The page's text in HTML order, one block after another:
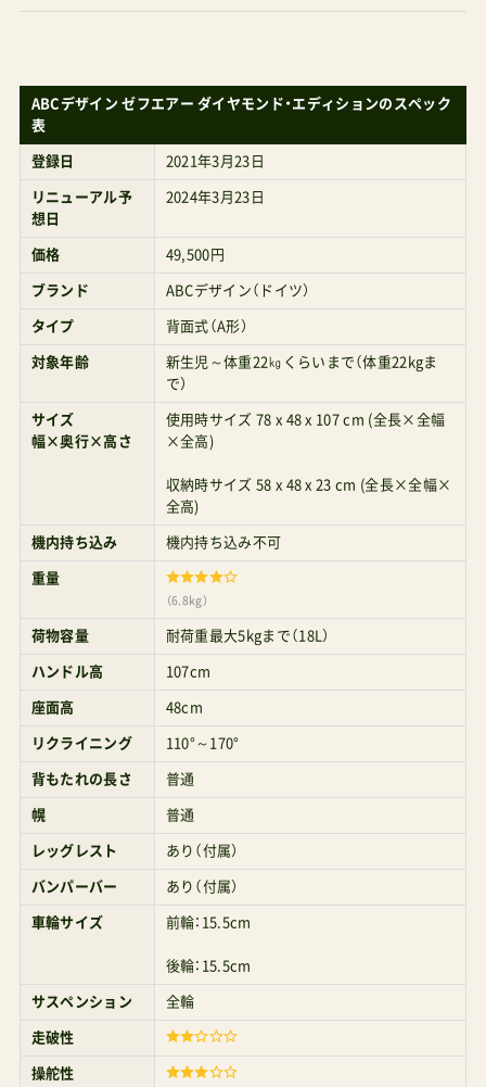
前に見えるのが付属のレインカバーおぉ！思ったよ
りピンクじゃなくて持ちやすそうな色展開すると
こんな感じサイドフレームにはブランドネームが
キラリハンドルにはハンドステッチが施されてい
るこちらも同じくレザー調のフロントバーフット
レストは足元のレバーで調整ぺたりと倒す足置き
場も十分な厚みと強度表からは見えないが車軸
（裏）にサスペンション搭載シートはハイバックで
大きくなっても安心の長さマグネットハーネス搭
載。パッドの素材感も良い肩パットにもさりげな
く「Z」デザインが背面式ベビーカーには珍しいレ
る間口が広くアクセスしやすい荷物カゴゼフエア
ー実機で走行レビュー すべての動画はこちら以
下はYouTubeに掲載中のゼフエアー関連動画の中
から実際の様子やデザインがよく分かるものをピ
ックアップしたもの。管理人パパ海外ではPINGと
いうモデル名で販売されているのに日本で
『ZEPHAIR』として売られているカラクリについて
総輸入代理店さんに聞いてみた。「商標の関係」と
のこと。こちらの女性の身長はおそらくヒール込
みで180cm日本の成人女性の平均身長だとみぞお
ちあたりにハンドルがきますゼフエアーのライバ
ルしっかり背もたれを起こした110°のポジション
改めてゼフエアーの価値から考えてみると『重く
ても、しっかり長く使える、A型背面式ベビーカー』
になる。すると競合として挙げられるのは以下の
とおり。すべて7kg前後である。■サイベックスイ
ージーS2 サイベックスイージーSグレー×ブラウ
表
登録日
リニューアル予
2024年3月23日
価格
ブランド ABCデザイン（ドイツ）
タイプ 背面式（A形）
対象年齢
新生児～体重22㎏くらいまで（体重22kgま
で）
使用時サイズ 78 x 48 x 107 cm (全長×全幅
×全高)
収納時サイズ 58 x 48 x 23 cm (全長×全幅×
機内持ち込み不可
重量
（6.8kg）
耐荷重最大5kgまで（18L）
ハンドル高 107cm
座面高 48cm
リクライニング 110°～170°
背もたれの長さ 普通
幌 普通
レッグレスト あり（付属）
バンパーバー あり（付属）
車輪サイズ 前輪：15.5cm
後輪：15.5cm
全輪
走破性
操舵性
コンパクト度